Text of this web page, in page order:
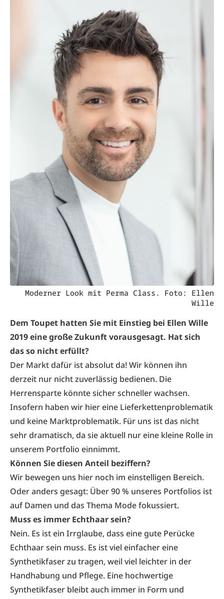
Moderner Look mit Perma Class. Foto: Ellen
Wille
Dem Toupet hatten Sie mit Einstieg bei Ellen Wille
2019 eine große Zukunft vorausgesagt. Hat sich
das so nicht erfüllt?
Der Markt dafür ist absolut da! Wir können ihn
derzeit nur nicht zuverlässig bedienen. Die
Herrensparte könnte sicher schneller wachsen.
Insofern haben wir hier eine Lieferkettenproblematik
und keine Marktproblematik. Für uns ist das nicht
sehr dramatisch, da sie aktuell nur eine kleine Rolle in
unserem Portfolio einnimmt.
Können Sie diesen Anteil beziffern?
Wir bewegen uns hier noch im einstelligen Bereich.
Oder anders gesagt: Über 90 % unseres Portfolios ist
auf Damen und das Thema Mode fokussiert.
Muss es immer Echthaar sein?
Nein. Es ist ein Irrglaube, dass eine gute Perücke
Echthaar sein muss. Es ist viel einfacher eine
Synthetikfaser zu tragen, weil viel leichter in der
Handhabung und Pflege. Eine hochwertige
Synthetikfaser bleibt auch immer in Form und